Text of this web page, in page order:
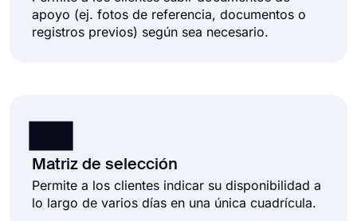
apoyo (ej. fotos de referencia, documentos o
registros previos) según sea necesario.
Matriz de selección
Permite a los clientes indicar su disponibilidad a
lo largo de varios días en una única cuadrícula.